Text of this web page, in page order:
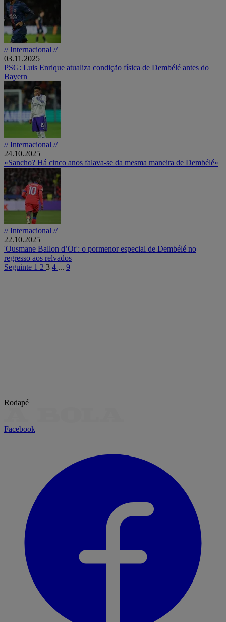
// Internacional //
03.11.2025
PSG: Luis Enrique atualiza condição física de Dembélé antes do
Bayern
// Internacional //
24.10.2025
«Sancho? Há cinco anos falava-se da mesma maneira de Dembélé»
// Internacional //
22.10.2025
'Ousmane Ballon d’Or': o pormenor especial de Dembélé no
regresso aos relvados
Seguinte 1 2 3 4 ... 9
Rodapé
Facebook